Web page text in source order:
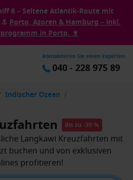
6 – Seltene Atlantik-Route mit
Porto, Azoren & Hamburg – inkl.
in Porto. 🍷
Kontaktieren Sie einen Experten
040 - 228 975 89
/ Indischer Ozean /
Bis zu -39 %
Langkawi Kreuzfahrten mit
buchen und von exklusiven
profitieren!